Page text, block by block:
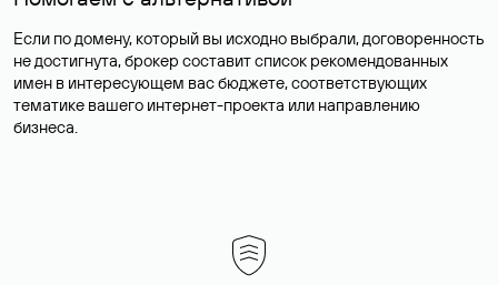
Если по домену, который вы исходно выбрали, договоренность
не достигнута, брокер составит список рекомендованных
имен в интересующем вас бюджете, соответствующих
тематике вашего интернет-проекта или направлению
бизнеса.